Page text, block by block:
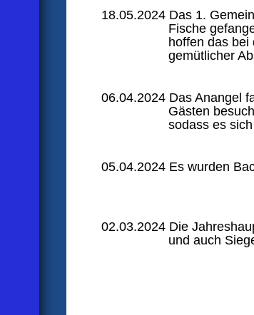
18.05.2024 Das 1.
Fische
hoffen das
gemütlicher
06.04.2024 Das Anangel
Gästen
sodass es
05.04.2024 Es wurden
02.03.2024 Die
und auch